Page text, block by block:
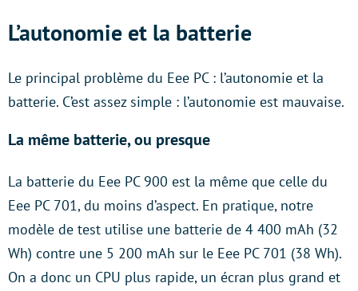
L’autonomie et la batterie
Le principal problème du Eee PC : l’autonomie et la
batterie. C’est assez simple : l’autonomie est mauvaise.
La même batterie, ou presque
La batterie du Eee PC 900 est la même que celle du
Eee PC 701, du moins d’aspect. En pratique, notre
modèle de test utilise une batterie de 4 400 mAh (32
Wh) contre une 5 200 mAh sur le Eee PC 701 (38 Wh).
On a donc un CPU plus rapide, un écran plus grand et